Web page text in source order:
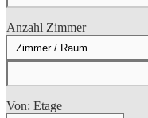
Anzahl Zimmer
Von: Etage